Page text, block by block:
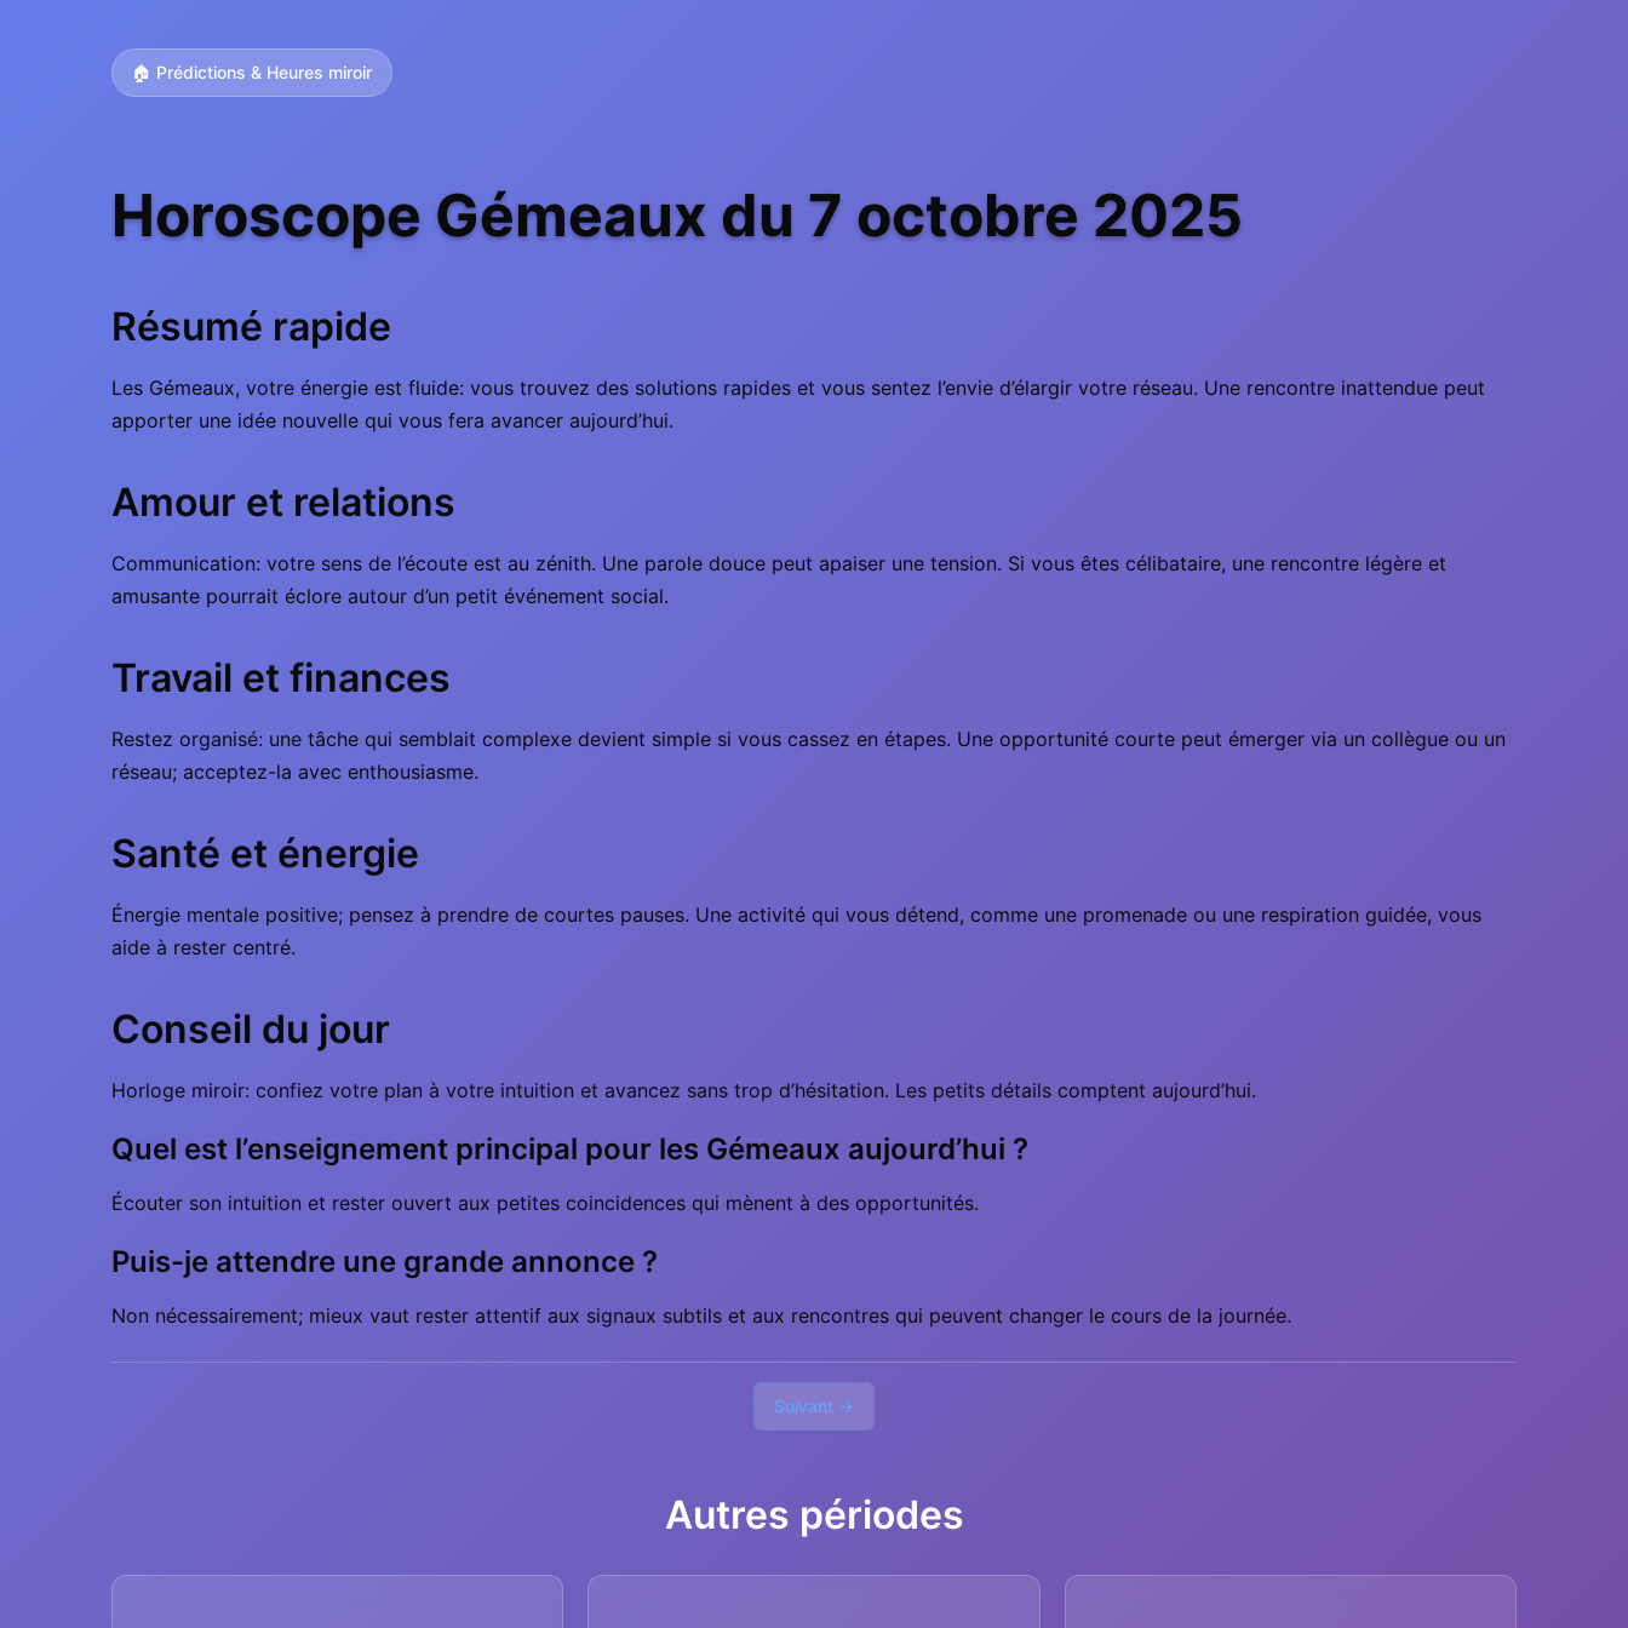
🏠 Prédictions & Heures miroir
Horoscope Gémeaux du 7 octobre 2025
Résumé rapide
Les Gémeaux, votre énergie est fluide: vous trouvez des solutions rapides et vous sentez l’envie d’élargir votre réseau. Une rencontre inattendue peut
apporter une idée nouvelle qui vous fera avancer aujourd’hui.
Amour et relations
Communication: votre sens de l’écoute est au zénith. Une parole douce peut apaiser une tension. Si vous êtes célibataire, une rencontre légère et
amusante pourrait éclore autour d’un petit événement social.
Travail et finances
Restez organisé: une tâche qui semblait complexe devient simple si vous cassez en étapes. Une opportunité courte peut émerger via un collègue ou un
réseau; acceptez-la avec enthousiasme.
Santé et énergie
Énergie mentale positive; pensez à prendre de courtes pauses. Une activité qui vous détend, comme une promenade ou une respiration guidée, vous
aide à rester centré.
Conseil du jour
Horloge miroir: confiez votre plan à votre intuition et avancez sans trop d’hésitation. Les petits détails comptent aujourd’hui.
Quel est l’enseignement principal pour les Gémeaux aujourd’hui ?
Écouter son intuition et rester ouvert aux petites coincidences qui mènent à des opportunités.
Puis-je attendre une grande annonce ?
Non nécessairement; mieux vaut rester attentif aux signaux subtils et aux rencontres qui peuvent changer le cours de la journée.
Suivant →
Autres périodes